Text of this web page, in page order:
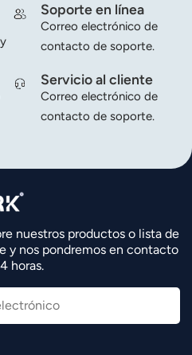
Soporte en línea
Correo electrónico de
contacto de soporte.
Servicio al cliente
Correo electrónico de
contacto de soporte.
nuestros productos o lista de
y nos pondremos en contacto
horas.